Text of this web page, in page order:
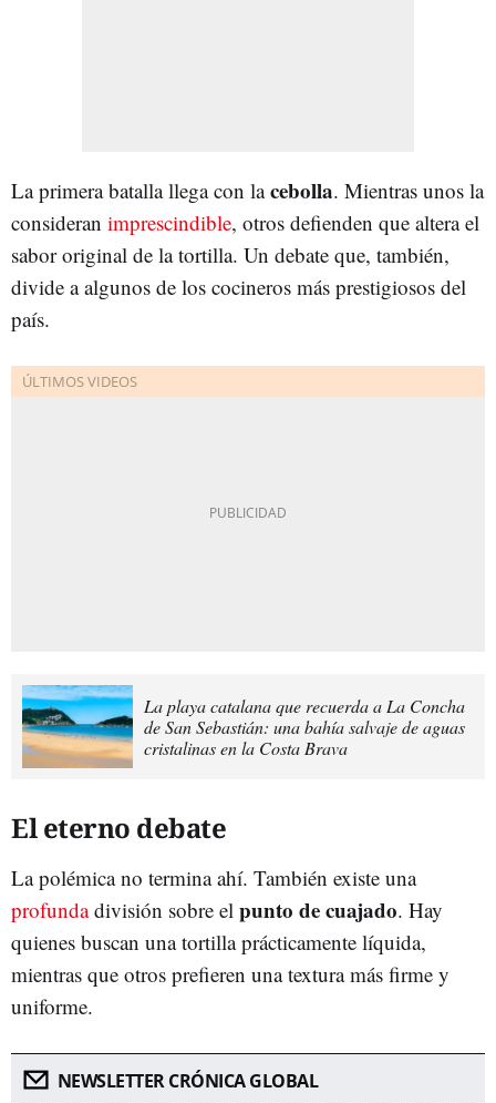
La primera batalla llega con lacebolla. Mientras unos la
consideran imprescindible, otros defienden que altera el
sabor original de la tortilla. Un debate que, también,
divide a algunos de los cocineros más prestigiosos del
país.
La playa catalana que recuerda a La Concha
de San Sebastián: una bahía salvaje de aguas
cristalinas en la Costa Brava
El eterno debate
La polémica no termina ahí. También existe una
profundadivisión sobre el punto de cuajado. Hay
quienes buscan una tortilla prácticamente líquida,
mientras que otros prefieren una textura más firme y
uniforme.
NEWSLETTER CRÓNICA GLOBAL